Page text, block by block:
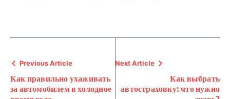
Previous Article
Как правильно ухаживать
за автомобилем в холодное
Next Article
Как выбрать
автостраховку: что нужно